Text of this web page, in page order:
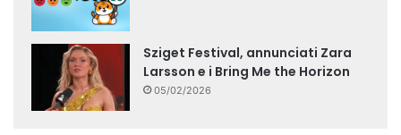
Sziget Festival, annunciati Zara
Larsson e i Bring Me the Horizon
05/02/2026